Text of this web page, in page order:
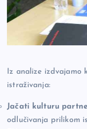
Iz analize izdvajamo
istraživanja:
Jačati kulturu
odlučivanja prilikom